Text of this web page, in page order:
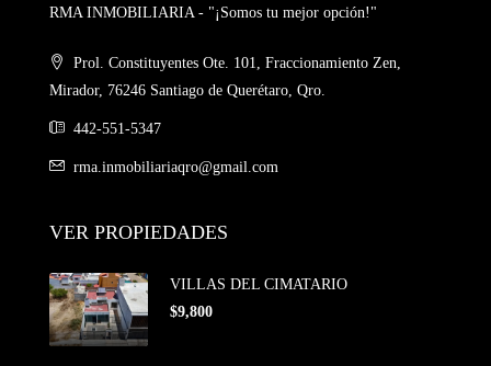
RMA INMOBILIARIA - "¡Somos tu mejor opción!"
Prol. Constituyentes Ote. 101, Fraccionamiento Zen,
Mirador, 76246 Santiago de Querétaro, Qro.
442-551-5347
rma.inmobiliariaqro@gmail.com
VER PROPIEDADES
VILLAS DEL CIMATARIO
$9,800